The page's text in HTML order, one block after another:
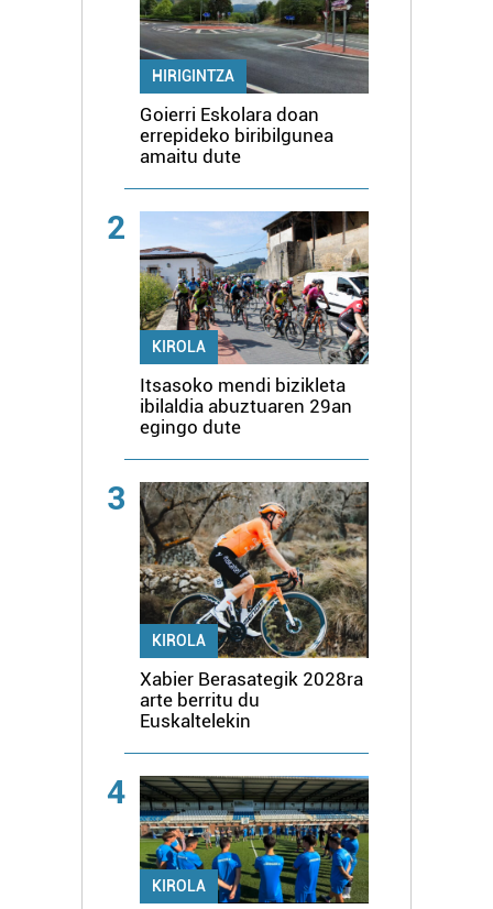
HIRIGINTZA
Goierri Eskolara doan
errepideko biribilgunea
amaitu dute
2
KIROLA
Itsasoko mendi bizikleta
ibilaldia abuztuaren 29an
egingo dute
3
KIROLA
Xabier Berasategik 2028ra
arte berritu du
Euskaltelekin
4
KIROLA